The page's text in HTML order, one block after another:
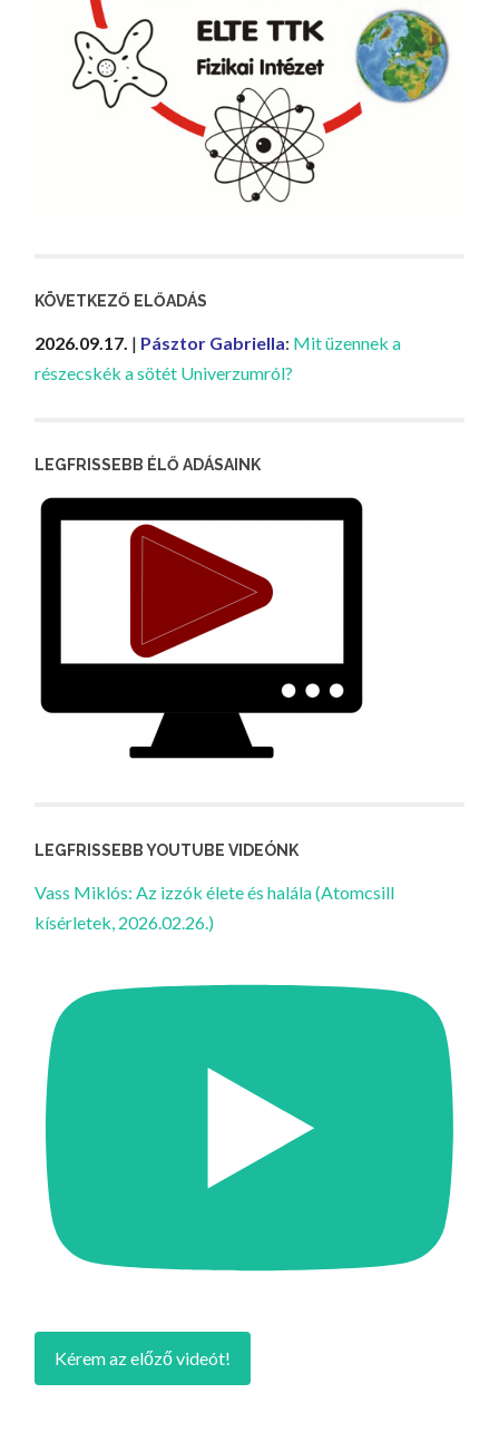
KÖVETKEZŐ ELŐADÁS
2026.09.17. | Pásztor Gabriella: Mit üzennek a
részecskék a sötét Univerzumról?
LEGFRISSEBB ÉLŐ ADÁSAINK
LEGFRISSEBB YOUTUBE VIDEÓNK
Vass Miklós: Az izzók élete és halála (Atomcsill
kísérletek, 2026.02.26.)
Kérem az előző videót!